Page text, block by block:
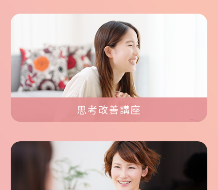
思考改善講座